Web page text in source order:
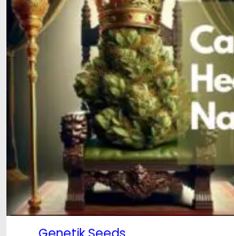
D
Dinafem
Dutch Passion
Fastbuds Seeds
Flying Dutchmen
G